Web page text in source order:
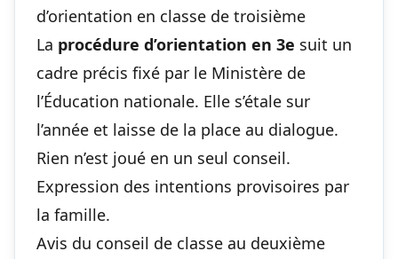
d’orientation en classe de troisième
La procédure d’orientation en 3e suit un
cadre précis fixé par le Ministère de
l’Éducation nationale. Elle s’étale sur
l’année et laisse de la place au dialogue.
Rien n’est joué en un seul conseil.
Expression des intentions provisoires par
la famille.
Avis du conseil de classe au deuxième